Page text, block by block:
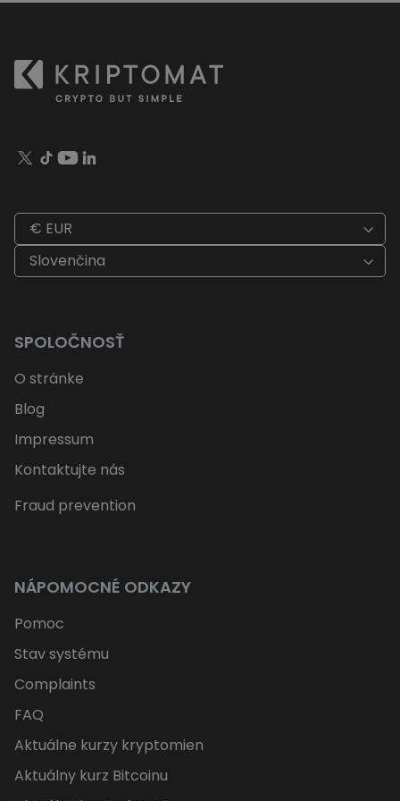
€ EUR
Slovenčina
SPOLOČNOSŤ
O stránke
Blog
Impressum
Kontaktujte nás
Fraud prevention
NÁPOMOCNÉ ODKAZY
Pomoc
Stav systému
Complaints
FAQ
Aktuálne kurzy kryptomien
Aktuálny kurz Bitcoinu